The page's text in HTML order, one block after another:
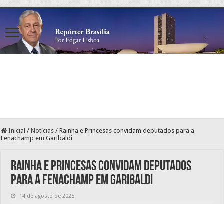
Inicial / Notícias / Rainha e Princesas convidam deputados para a
Fenachamp em Garibaldi
Rainha e Princesas convidam deputados
para a Fenachamp em Garibaldi
14 de agosto de 2025